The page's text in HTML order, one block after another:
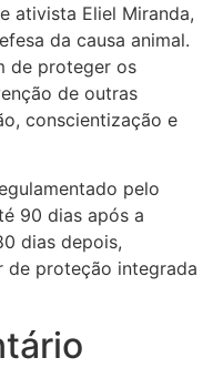
ativista Eliel Miranda,
da causa animal.
de proteger os
de outras
conscientização e
pelo
90 dias após a
dias depois,
de proteção integrada